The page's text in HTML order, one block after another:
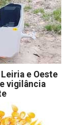
e Oeste
vigilância